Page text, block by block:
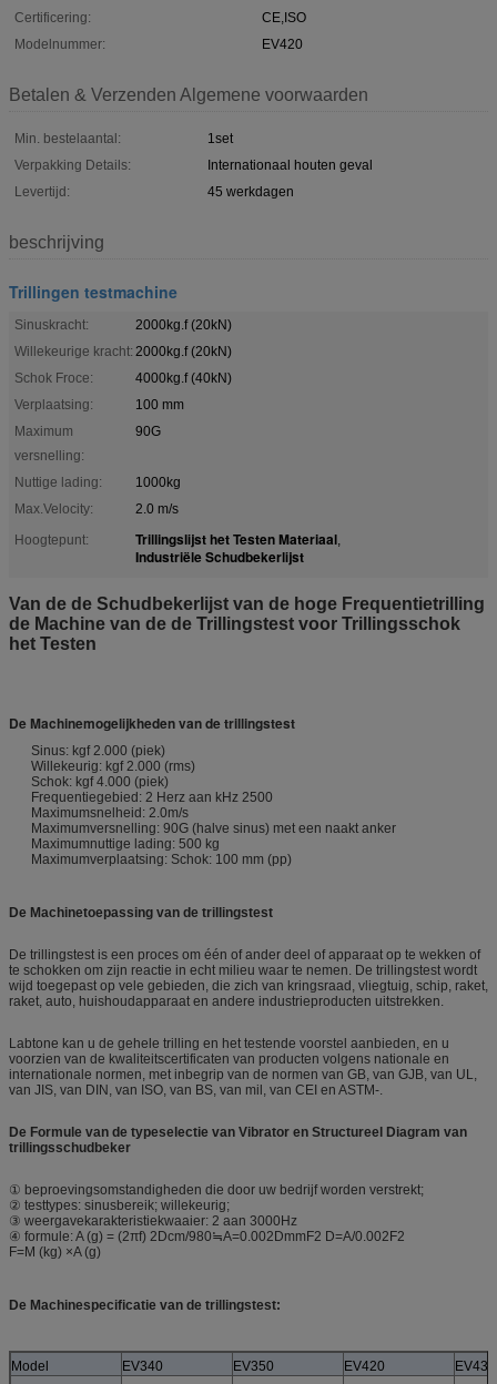
Certificering:
CE,ISO
Modelnummer:
EV420
Betalen & Verzenden Algemene voorwaarden
Min. bestelaantal:
1set
Verpakking Details:
Internationaal houten geval
Levertijd:
45 werkdagen
beschrijving
Trillingen testmachine
Sinuskracht:
2000kg.f (20kN)
Willekeurige kracht: 2000kg.f (20kN)
Schok Froce:
4000kg.f (40kN)
Verplaatsing:
100 mm
Maximum
versnelling:
90G
Nuttige lading:
1000kg
Max.Velocity:
2.0 m/s
Hoogtepunt:
Trillingslijst het Testen Materiaal,
Industriële Schudbekerlijst
Van de de Schudbekerlijst van de hoge Frequentietrilling
de Machine van de de Trillingstest voor Trillingsschok
het Testen
De Machinemogelijkheden van de trillingstest
Sinus: kgf 2.000 (piek)
Willekeurig: kgf 2.000 (rms)
Schok: kgf 4.000 (piek)
Frequentiegebied: 2 Herz aan kHz 2500
Maximumsnelheid: 2.0m/s
Maximumversnelling: 90G (halve sinus) met een naakt anker
Maximumnuttige lading: 500 kg
Maximumverplaatsing: Schok: 100 mm (pp)
De Machinetoepassing van de trillingstest
De trillingstest is een proces om één of ander deel of apparaat op te wekken of
te schokken om zijn reactie in echt milieu waar te nemen. De trillingstest wordt
wijd toegepast op vele gebieden, die zich van kringsraad, vliegtuig, schip, raket,
raket, auto, huishoudapparaat en andere industrieproducten uitstrekken.
Labtone kan u de gehele trilling en het testende voorstel aanbieden, en u
voorzien van de kwaliteitscertificaten van producten volgens nationale en
internationale normen, met inbegrip van de normen van GB, van GJB, van UL,
van JIS, van DIN, van ISO, van BS, van mil, van CEI en ASTM-.
De Formule van de typeselectie van Vibrator en Structureel Diagram van
trillingsschudbeker
① beproevingsomstandigheden die door uw bedrijf worden verstrekt;
② testtypes: sinusbereik; willekeurig;
③ weergavekarakteristiekwaaier: 2 aan 3000Hz
④ formule: A (g) = (2πf) 2Dcm/980≒A=0.002DmmF2 D=A/0.002F2
F=M (kg) ×A (g)
De Machinespecificatie van de trillingstest:
Model EV340 EV350 EV420
EV430